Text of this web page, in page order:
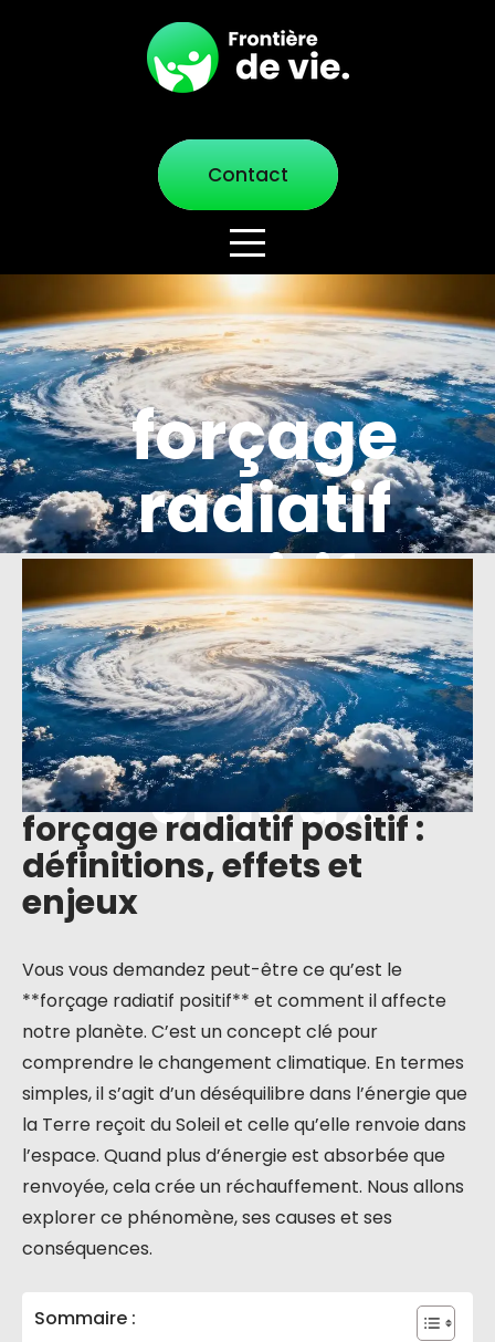
Contact
forçage
radiatif
positif :
définitions,
effets et
enjeux
forçage radiatif positif :
définitions, effets et
enjeux
Vous vous demandez peut-être ce qu’est le
**forçage radiatif positif** et comment il affecte
notre planète. C’est un concept clé pour
comprendre le changement climatique. En termes
simples, il s’agit d’un déséquilibre dans l’énergie que
la Terre reçoit du Soleil et celle qu’elle renvoie dans
l’espace. Quand plus d’énergie est absorbée que
renvoyée, cela crée un réchauffement. Nous allons
explorer ce phénomène, ses causes et ses
conséquences.
Sommaire :